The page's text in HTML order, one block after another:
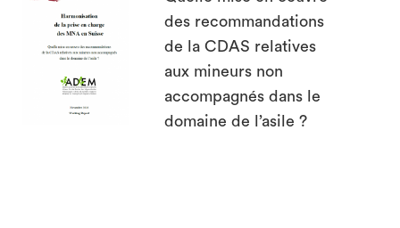
des recommandations
de la CDAS relatives
aux mineurs non
accompagnés dans le
domaine de l’asile ?